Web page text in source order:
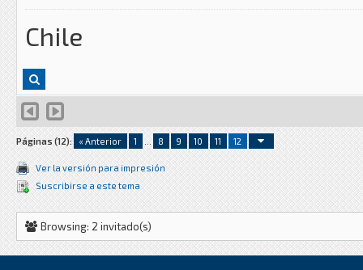
Chile
Páginas (12): « Anterior 1 ... 8 9 10 11 12
Ver la versión para impresión
Suscribirse a este tema
Browsing: 2 invitado(s)